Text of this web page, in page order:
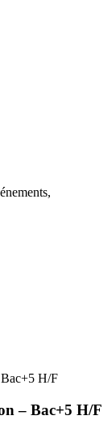
H/F
– Bac+5 H/F